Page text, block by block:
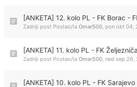
[ANKETA] 12. kolo PL - FK Borac -
Zadnji post Postao/la Omar500, pon okt 04,
[ANKETA] 11. kolo PL - FK
Zadnji post Postao/la Omar500, ned sep 26,
[ANKETA] 10. kolo PL - FK